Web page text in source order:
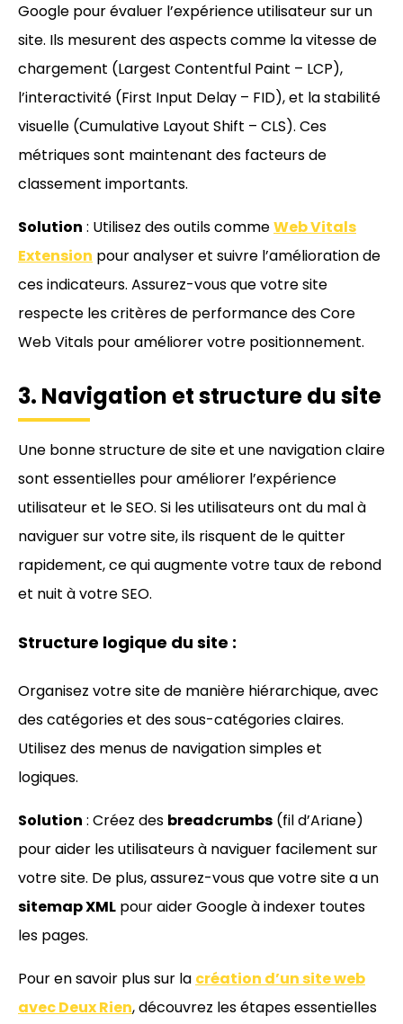
Google pour évaluer l’expérience utilisateur sur un
site. Ils mesurent des aspects comme la vitesse de
chargement (Largest Contentful Paint – LCP),
l’interactivité (First Input Delay – FID), et la stabilité
visuelle (Cumulative Layout Shift – CLS). Ces
métriques sont maintenant des facteurs de
classement importants.
Solution : Utilisez des outils commeWeb Vitals
Extension pour analyser et suivre l’amélioration de
ces indicateurs. Assurez-vous que votre site
respecte les critères de performance des Core
Web Vitals pour améliorer votre positionnement.
3. Navigation et structure du site
Une bonne structure de site et une navigation claire
sont essentielles pour améliorer l’expérience
utilisateur et le SEO. Si les utilisateurs ont du mal à
naviguer sur votre site, ils risquent de le quitter
rapidement, ce qui augmente votre taux de rebond
et nuit à votre SEO.
Structure logique du site :
Organisez votre site de manière hiérarchique, avec
des catégories et des sous-catégories claires.
Utilisez des menus de navigation simples et
logiques.
Solution : Créez des breadcrumbs (fil d’Ariane)
pour aider les utilisateurs à naviguer facilement sur
votre site. De plus, assurez-vous que votre site a un
sitemap XML pour aider Google à indexer toutes
les pages.
Pour en savoir plus sur la création d’un site web
avec Deux Rien, découvrez les étapes essentielles